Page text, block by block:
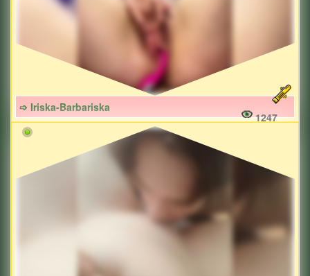
➩ Iriska-Barbariska
1247